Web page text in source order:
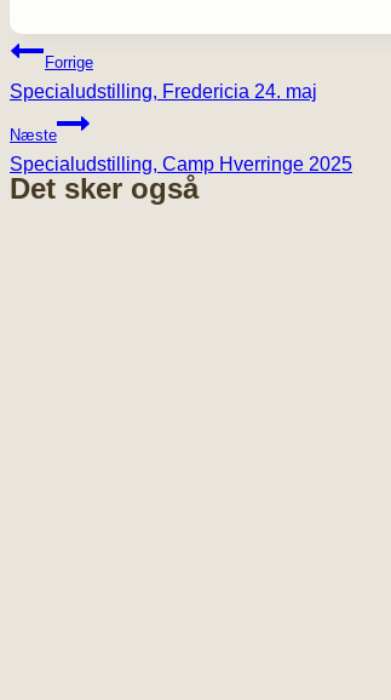
Indlægsnavigation
Forrige
Specialudstilling, Fredericia 24. maj
Næste
Specialudstilling, Camp Hverringe 2025
Det sker også